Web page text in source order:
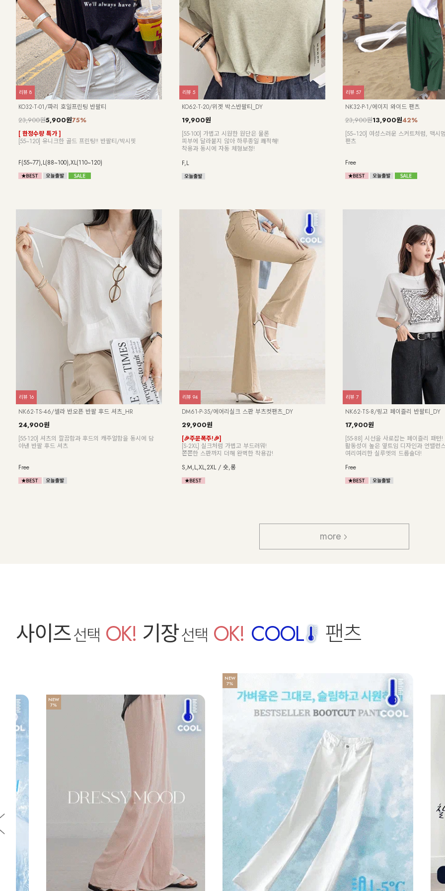
NK62-JS-2/폴터 스텐드 데님 베스트_DY
27,900원
캐주얼 노카라 라운드넥 디자인!
허리 절개선으로 부해 보임 없이 슬림한 실루엣!
Free
리뷰 3
NK33-T-7/클로아 루즈핏 니트조끼
24,900원
[55~99] 부들부들 부드러운 터치감! 다양하게 레이어드
해요! 루즈핏 니트 롱베스트
Free
리뷰 16
NK42-T-40/썸머 니트 나시
56%
17,900원7,900원
[ 한정수량 특가 ]
숄더라인 스트라이프 슬리브리스 니트
Free
리뷰 0
NK21-J-14/힐리스 자켓
37,900원24,900원
[ 빅사이즈 추가입고! ]
[55~110] 테일러드카라넥 원버튼 9부자켓/오버핏
F,L
리뷰 1,094
NK61-JS-6/요시 플라워 초경량 점퍼_YN
19,900원
[ ❄️공기를 입은 듯 가벼운 초경량! ❄️ ]
[55-99] 바람이 통하는 옷, 무게감 제로의 초경량 아우터!
공기를 입은 듯한 착용감에 로맨틱감성을 더한 디자인
Free
리뷰 48
KO62-J-01/네트후드집업_HR
25,900원
[55-100] 가볍게 툭,시원하게 쓱,매일 찾
드 집업
F,L
리뷰 27
more
사이즈선택 OK! 기장선택 OK! COOL 팬츠
NEW
7%